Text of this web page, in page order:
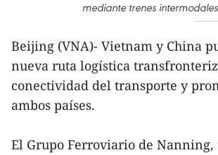
mediante trenes
Beijing (VNA)- Vietnam y China
nueva ruta logística
conectividad del transporte y
ambos países.
El Grupo Ferroviario de